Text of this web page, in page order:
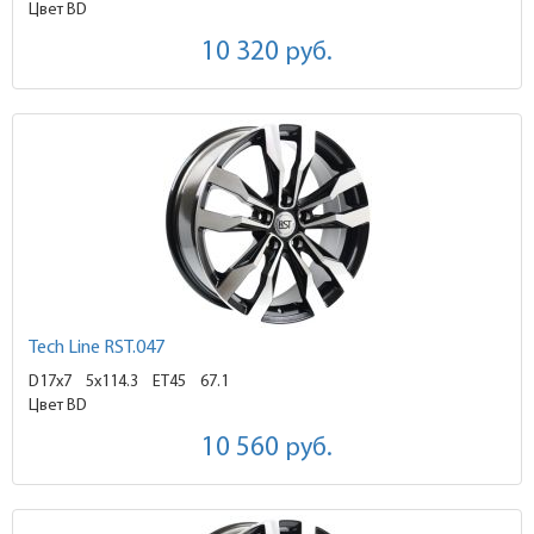
Цвет BD
10 320 руб.
Tech Line RST.047
D17x7 5x114.3 ET45
67.1
Цвет BD
10 560 руб.